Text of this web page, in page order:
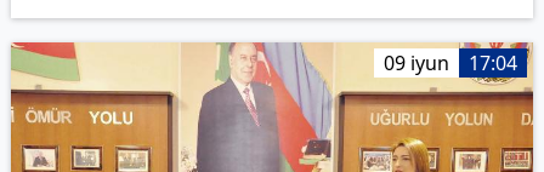
09 iyun 17:04